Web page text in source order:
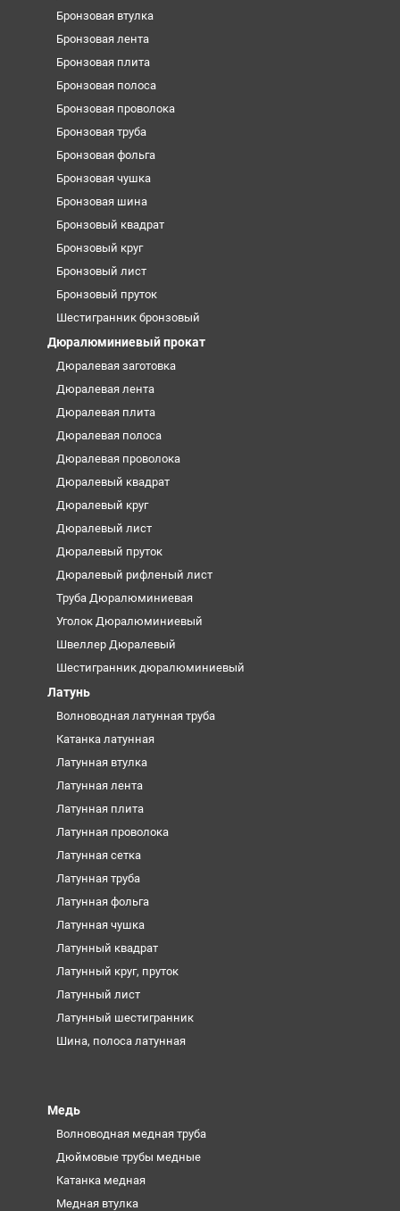
Бронзовая втулка
Бронзовая лента
Бронзовая плита
Бронзовая полоса
Бронзовая проволока
Бронзовая труба
Бронзовая фольга
Бронзовая чушка
Бронзовая шина
Бронзовый квадрат
Бронзовый круг
Бронзовый лист
Бронзовый пруток
Шестигранник бронзовый
Дюралюминиевый прокат
Дюралевая заготовка
Дюралевая лента
Дюралевая плита
Дюралевая полоса
Дюралевая проволока
Дюралевый квадрат
Дюралевый круг
Дюралевый лист
Дюралевый пруток
Дюралевый рифленый лист
Труба Дюралюминиевая
Уголок Дюралюминиевый
Швеллер Дюралевый
Шестигранник дюралюминиевый
Латунь
Волноводная латунная труба
Катанка латунная
Латунная втулка
Латунная лента
Латунная плита
Латунная проволока
Латунная сетка
Латунная труба
Латунная фольга
Латунная чушка
Латунный квадрат
Латунный круг, пруток
Латунный лист
Латунный шестигранник
Шина, полоса латунная
Медь
Волноводная медная труба
Дюймовые трубы медные
Катанка медная
Медная втулка